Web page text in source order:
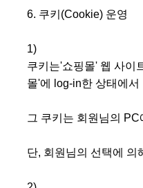
6. 쿠키(Cookie) 운영
1)
쿠키는'쇼핑몰' 웹 사이
몰'에 log-in한 상태에
그 쿠키는 회원님의
단, 회원님의 선택에